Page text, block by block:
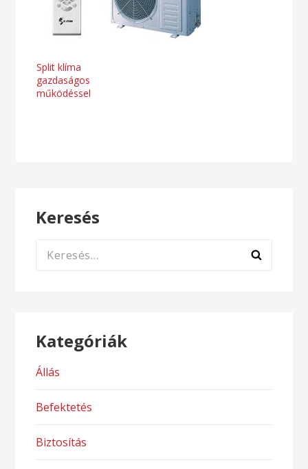
Bejegyzés
navigáció
Split klíma
gazdaságos
működéssel
Keresés
Keresés:
Kategóriák
Állás
Befektetés
Biztosítás